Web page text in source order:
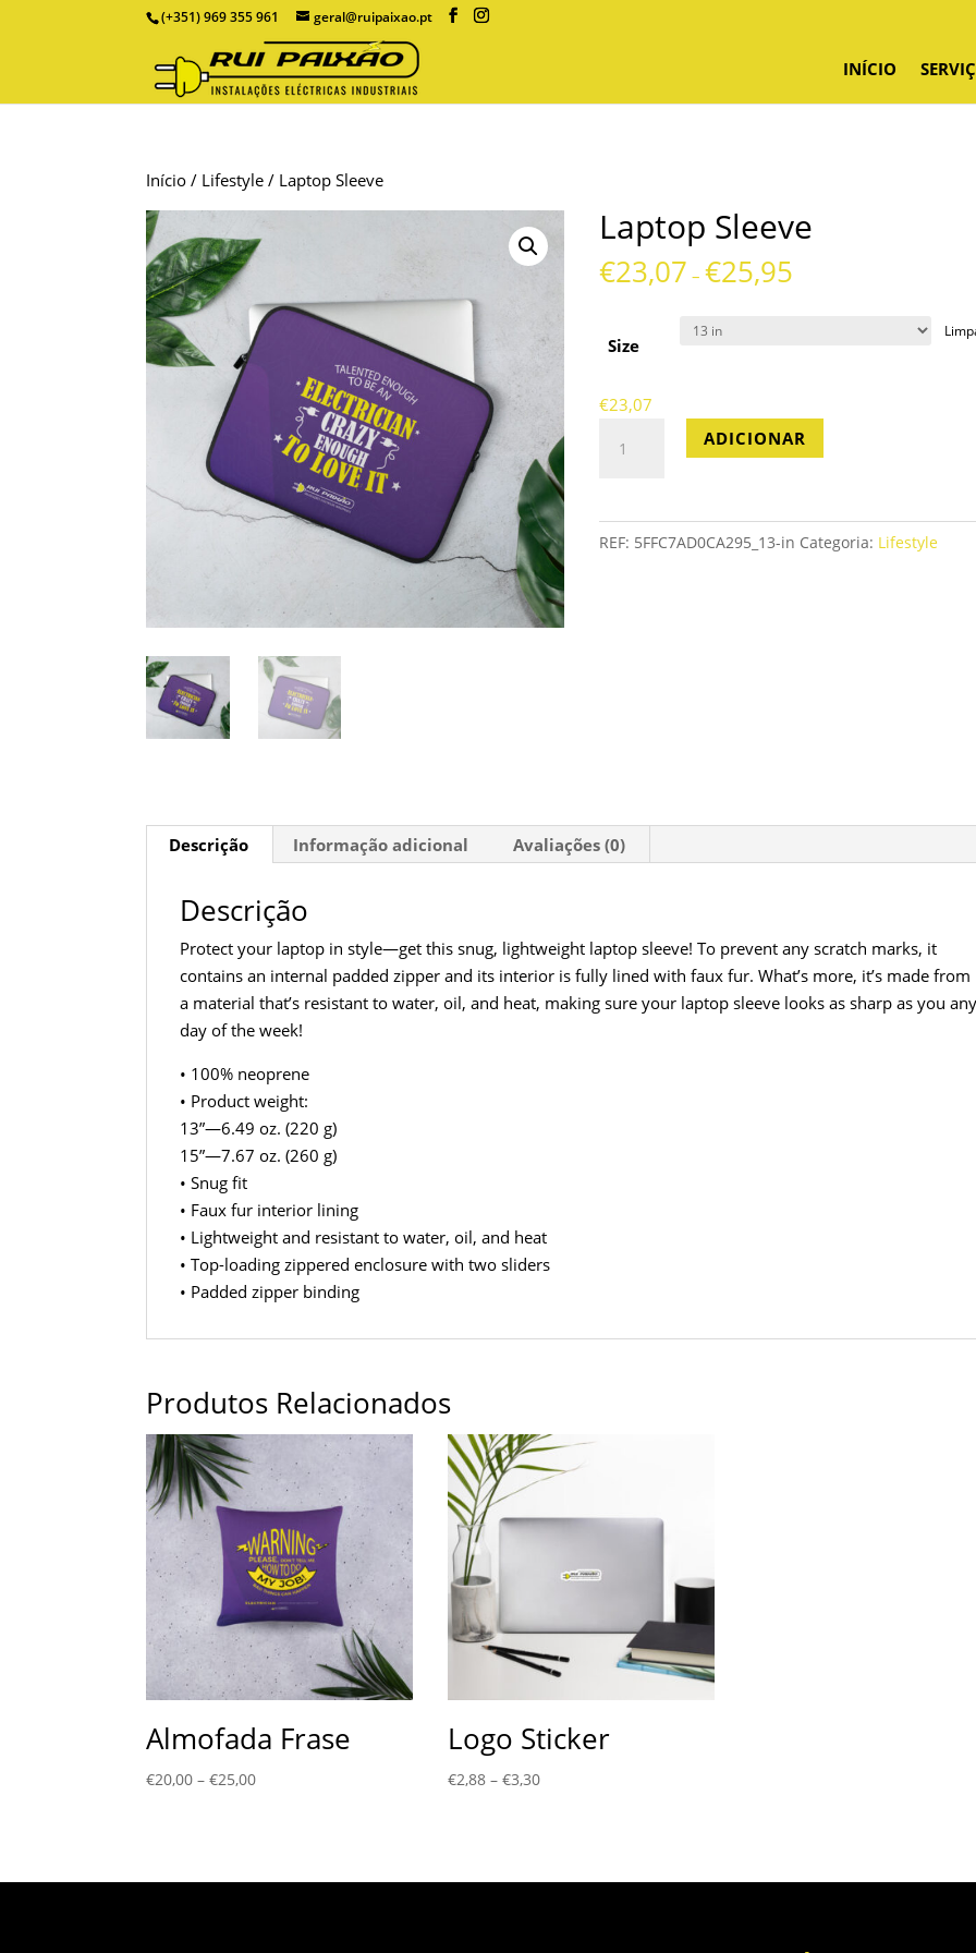
(+351) 969 355 961 geral@ruipaixao.pt
INÍCIO
Início / Lifestyle / Laptop Sleeve
Laptop Sleeve
€23,07 – €25,95
Size
€23,07
ADICIONAR
REF: 5FFC7AD0CA295_13-in Categoria: Lifestyle
Descrição Informação adicional Avaliações (0)
Descrição
Protect your laptop in style—get this snug, lightweight laptop sleeve! To prevent any scratch marks, it
contains an internal padded zipper and its interior is fully lined with faux fur. What’s more, it’s made from
a material that’s resistant to water, oil, and heat, making sure your laptop sleeve looks as sharp as you
day of the week!
• 100% neoprene
• Product weight:
13”—6.49 oz. (220 g)
15”—7.67 oz. (260 g)
• Snug fit
• Faux fur interior lining
• Lightweight and resistant to water, oil, and heat
• Top-loading zippered enclosure with two sliders
• Padded zipper binding
Produtos Relacionados
Almofada Frase
€20,00 –€25,00
Logo Sticker
€2,88 –€3,30